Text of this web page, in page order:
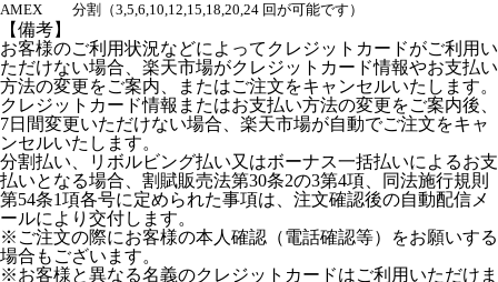
AMEX
分割（3,5,6,10,12,15,18,20,24 回が可能です）
【備考】
お客様のご利用状況などによってクレジットカードがご利用い
ただけない場合、楽天市場がクレジットカード情報やお支払い
方法の変更をご案内、またはご注文をキャンセルいたします。
クレジットカード情報またはお支払い方法の変更をご案内後、
7日間変更いただけない場合、楽天市場が自動でご注文をキャ
ンセルいたします。
分割払い、リボルビング払い又はボーナス一括払いによるお支
払いとなる場合、割賦販売法第30条2の3第4項、同法施行規則
第54条1項各号に定められた事項は、注文確認後の自動配信メ
ールにより交付します。
※ご注文の際にお客様の本人確認（電話確認等）をお願いする
場合もございます。
※お客様と異なる名義のクレジットカードはご利用いただけま